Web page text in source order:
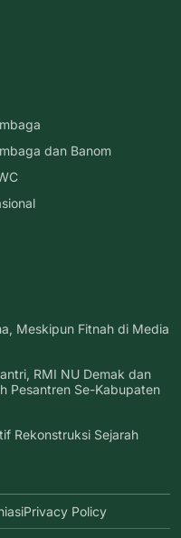
dan Banom
Meskipun Fitnah di Media
RMI NU Demak dan
Pesantren Se-Kabupaten
Rekonstruksi Sejarah
Privacy Policy